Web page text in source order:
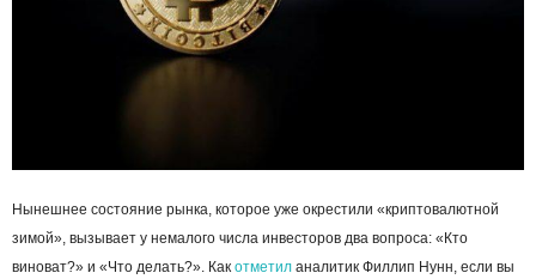
Нынешнее состояние рынка, которое уже окрестили «криптовалютной
зимой», вызывает у немалого числа инвесторов два вопроса: «Кто
виноват?» и «Что делать?». Как отметил аналитик Филлип Нунн, если вы